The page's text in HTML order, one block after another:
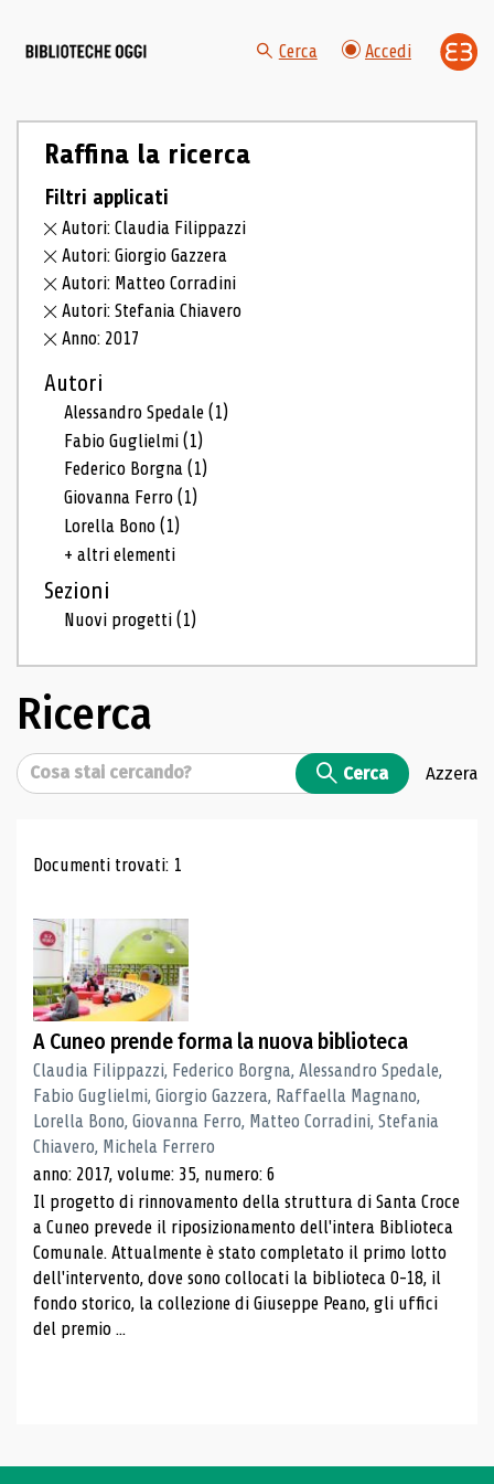
Cerca Accedi
Raffina la ricerca
Filtri applicati
Autori: Claudia Filippazzi
Autori: Giorgio Gazzera
Autori: Matteo Corradini
Autori: Stefania Chiavero
Anno: 2017
Autori
Alessandro Spedale(1)
Fabio Guglielmi(1)
Federico Borgna(1)
Giovanna Ferro(1)
Lorella Bono(1)
+ altri elementi
Sezioni
Nuovi progetti(1)
Ricerca
Cerca Cerca Azzera
Risultati di ricerca
Documenti trovati: 1
A Cuneo prende forma la nuova biblioteca
Claudia Filippazzi, Federico Borgna, Alessandro Spedale,
Fabio Guglielmi, Giorgio Gazzera, Raffaella Magnano,
Lorella Bono, Giovanna Ferro, Matteo Corradini, Stefania
Chiavero, Michela Ferrero
anno: 2017, volume: 35, numero: 6
Il progetto di rinnovamento della struttura di Santa Croce
a Cuneo prevede il riposizionamento dell'intera Biblioteca
Comunale. Attualmente è stato completato il primo lotto
dell'intervento, dove sono collocati la biblioteca 0-18, il
fondo storico, la collezione di Giuseppe Peano, gli uffici
del premio ...